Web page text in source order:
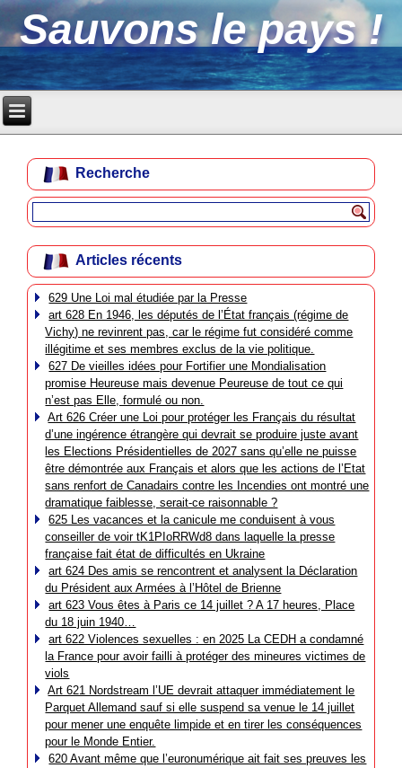
Sauvons le pays !
Recherche
Articles récents
629 Une Loi mal étudiée par la Presse
art 628 En 1946, les députés de l’État français (régime de
Vichy) ne revinrent pas, car le régime fut considéré comme
illégitime et ses membres exclus de la vie politique.
627 De vieilles idées pour Fortifier une Mondialisation
promise Heureuse mais devenue Peureuse de tout ce qui
n’est pas Elle, formulé ou non.
Art 626 Créer une Loi pour protéger les Français du résultat
d’une ingérence étrangère qui devrait se produire juste avant
les Elections Présidentielles de 2027 sans qu’elle ne puisse
être démontrée aux Français et alors que les actions de l’Etat
sans renfort de Canadairs contre les Incendies ont montré une
dramatique faiblesse, serait-ce raisonnable ?
625 Les vacances et la canicule me conduisent à vous
conseiller de voir tK1PIoRRWd8 dans laquelle la presse
française fait état de difficultés en Ukraine
art 624 Des amis se rencontrent et analysent la Déclaration
du Président aux Armées à l’Hôtel de Brienne
art 623 Vous êtes à Paris ce 14 juillet ? A 17 heures, Place
du 18 juin 1940…
art 622 Violences sexuelles : en 2025 La CEDH a condamné
la France pour avoir failli à protéger des mineures victimes de
viols
Art 621 Nordstream l’UE devrait attaquer immédiatement le
Parquet Allemand sauf si elle suspend sa venue le 14 juillet
pour mener une enquête limpide et en tirer les conséquences
pour le Monde Entier.
620 Avant même que l’euronumérique ait fait ses preuves les